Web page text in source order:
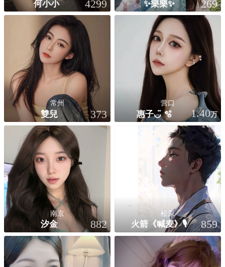
何小小 4299 ✨樂樂✨ 269
常州
雙兒 373
营口
惠子◡̈ 🫧 1.40万
南京
汐金 882
松原
火箭《喊麦》🎙️ 859